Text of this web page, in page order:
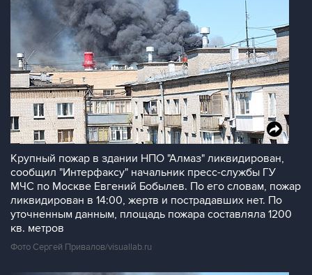
Крупный пожар в здании НПО "Алмаз" ликвидирован,
сообщил "Интерфаксу" начальник пресс-службы ГУ
МЧС по Москве Евгений Бобылев. По его словам, пожар
ликвидирован в 14:00, жертв и пострадавших нет. По
уточненным данным, площадь пожара составляла 1200
кв. метров
Фото Сергей Привалов/visuallab.ru